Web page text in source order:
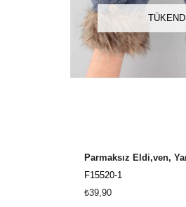
TÜKENDI
F15520-1
₺39,90